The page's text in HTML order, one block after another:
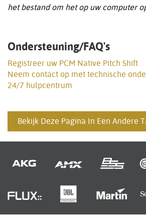
het bestand om het op uw computer
Ondersteuning/FAQ's
Registreer uw PCM Native Pitch Shift
Neem contact op met technische
24/7 hulpcentrum
Bekijk Deze Pagina In Een Andere